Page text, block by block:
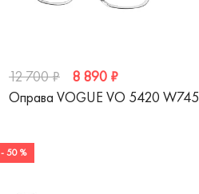
12 700 ₽
8 890 ₽
Оправа VOGUE VO 5420 W745
- 50 %